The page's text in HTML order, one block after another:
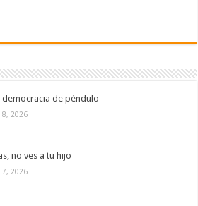
democracia de péndulo
8, 2026
no ves a tu hijo
7, 2026